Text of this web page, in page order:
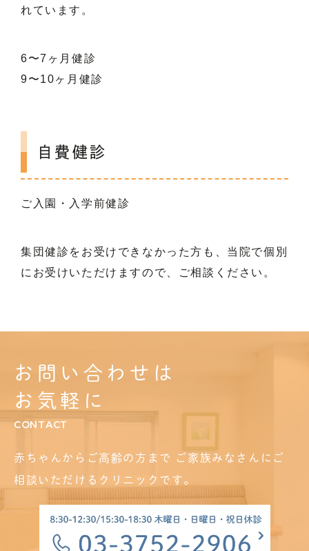
れています。
6〜7ヶ月健診
9〜10ヶ月健診
自費健診
ご入園・入学前健診
集団健診をお受けできなかった方も、当院で個別
にお受けいただけますので、ご相談ください。
お問い合わせは
お気軽に
CONTACT
赤ちゃんからご高齢の方まで
ご家族みなさんにご
相談いただけるクリニックです。